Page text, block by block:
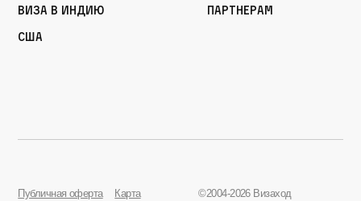
Виза в Индию
США
Партнерам
Публичная оферта Карта ©2004-2026 Визаход